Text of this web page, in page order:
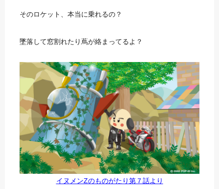
そのロケット、本当に乗れるの？
墜落して窓割れたり蔦が絡まってるよ？
イヌメンZのものがたり第７話より